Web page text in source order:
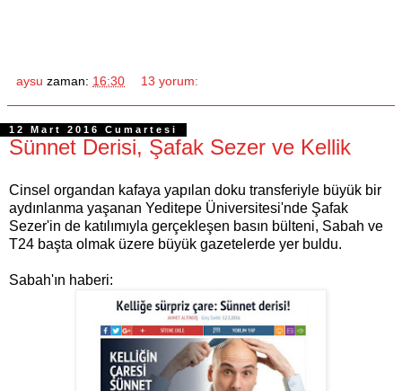
aysu zaman: 16:30 13 yorum:
12 Mart 2016 Cumartesi
Sünnet Derisi, Şafak Sezer ve Kellik
Cinsel organdan kafaya yapılan doku transferiyle büyük bir
aydınlanma yaşanan Yeditepe Üniversitesi'nde Şafak
Sezer'in de katılımıyla gerçekleşen basın bülteni, Sabah ve
T24 başta olmak üzere büyük gazetelerde yer buldu.
Sabah'ın haberi: